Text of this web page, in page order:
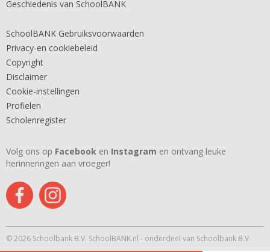
Geschiedenis van SchoolBANK
SchoolBANK Gebruiksvoorwaarden
Privacy-en cookiebeleid
Copyright
Disclaimer
Cookie-instellingen
Profielen
Scholenregister
Volg ons op Facebook en Instagram en ontvang leuke
herinneringen aan vroeger!
© 2026 Schoolbank B.V. SchoolBANK.nl - onderdeel van Schoolbank B.V.